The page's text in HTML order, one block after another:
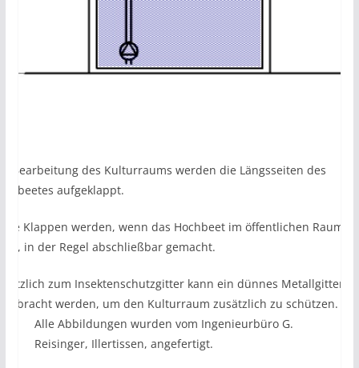
Bearbeitung des Kulturraums werden die Längsseiten des
aufgeklappt.
Klappen werden, wenn das Hochbeet im öffentlichen Raum
in der Regel abschließbar gemacht.
zum Insektenschutzgitter kann ein dünnes Metallgitter
werden, um den Kulturraum zusätzlich zu schützen.
Alle Abbildungen wurden vom Ingenieurbüro G.
Reisinger, Illertissen, angefertigt.